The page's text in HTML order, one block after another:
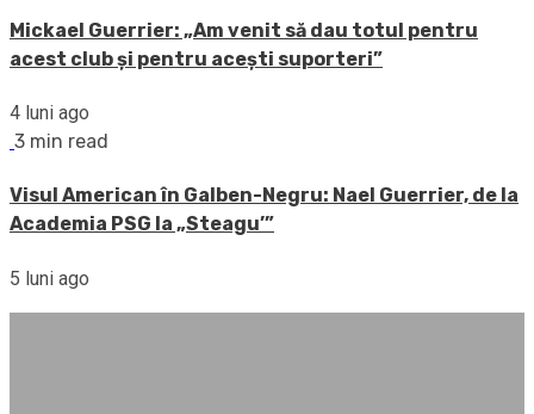
Mickael Guerrier: „Am venit să dau totul pentru
acest club și pentru acești suporteri”
4 luni ago
3 min read
Visul American în Galben-Negru: Nael Guerrier, de la
Academia PSG la „Steagu’”
5 luni ago